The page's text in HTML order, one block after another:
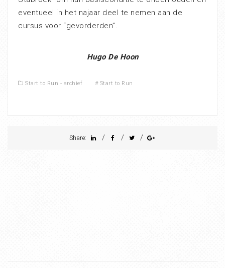
eventueel in het najaar deel te nemen aan de
cursus voor “gevorderden”.
Hugo De Hoon
Start to Run - archief # Start to Run
Share: / / /